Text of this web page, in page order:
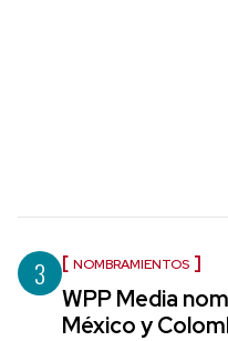
3 NOMBRAMIENTOS
WPP Media
México y